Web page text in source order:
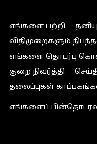
எங்களை பற்றி
விதிமுறைகளும்
எங்களை தொடர்பு
குறை நிவர்த்தி
தலைப்புகள்
எங்களைப்